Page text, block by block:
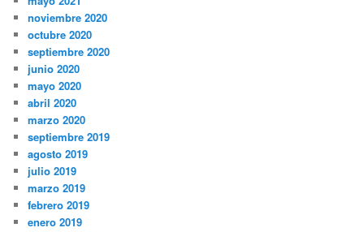
noviembre 2020
octubre 2020
septiembre 2020
junio 2020
mayo 2020
abril 2020
marzo 2020
septiembre 2019
agosto 2019
julio 2019
marzo 2019
febrero 2019
enero 2019